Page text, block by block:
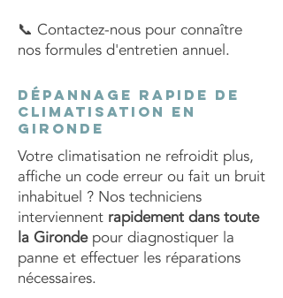
📞 Contactez-nous pour connaître
nos formules d'entretien annuel.
Dépannage rapide de
climatisation en
Gironde
Votre climatisation ne refroidit plus,
affiche un code erreur ou fait un bruit
inhabituel ? Nos techniciens
interviennent rapidement dans toute
la Girondepour diagnostiquer la
panne et effectuer les réparations
nécessaires.